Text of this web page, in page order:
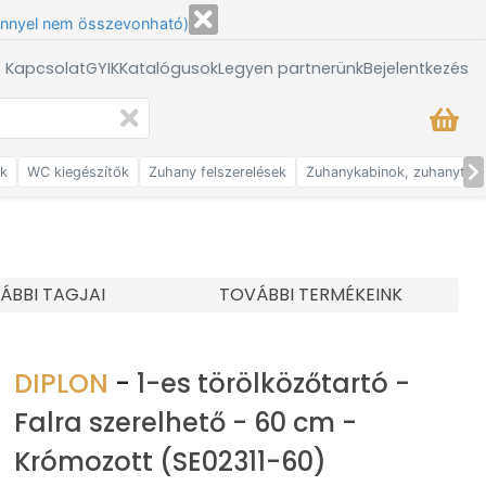
nem összevonható)
GYIKKatalógusokLegyen partnerünkBejelentkezés
WC kiegészítők Zuhany felszerelések Zuhanykabinok,
TAGJAI TOVÁBBI TERMÉKEINK
DIPLON - 1-es törölközőtartó -
Falra szerelhető - 60 cm -
Krómozott (SE02311-60)